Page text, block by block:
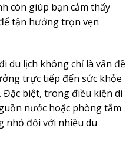
còn giúp bạn cảm thấy
tận hưởng trọn vẹn
du lịch không chỉ là vấn đề
trực tiếp đến sức khỏe
biệt, trong điều kiện di
nước hoặc phòng tắm
nhỏ đối với nhiều du